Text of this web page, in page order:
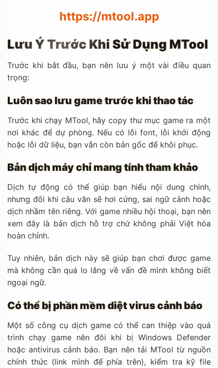
https://mtool.app
Lưu Ý Trước Khi Sử Dụng MTool
Trước khi bắt đầu, bạn nên lưu ý một vài điều quan
trọng:
Luôn sao lưu game trước khi thao tác
Trước khi chạy MTool, hãy copy thư mục game ra một
nơi khác để dự phòng. Nếu có lỗi font, lỗi khởi động
hoặc lỗi dữ liệu, bạn vẫn còn bản gốc để khôi phục.
Bản dịch máy chỉ mang tính tham khảo
Dịch tự động có thể giúp bạn hiểu nội dung chính,
nhưng đôi khi câu văn sẽ hơi cứng, sai ngữ cảnh hoặc
dịch nhầm tên riêng. Với game nhiều hội thoại, bạn nên
xem đây là bản dịch hỗ trợ chứ không phải Việt hóa
hoàn chỉnh.
Tuy nhiên, bản dịch này sẽ giúp bạn chơi được game
mà không cần quá lo lắng về vấn đề mình không biết
ngoại ngữ.
Có thể bị phần mềm diệt virus cảnh báo
Một số công cụ dịch game có thể can thiệp vào quá
trình chạy game nên đôi khi bị Windows Defender
hoặc antivirus cảnh báo. Bạn nên tải MTool từ nguồn
chính thức (link mình để phía trên), kiểm tra kỹ file